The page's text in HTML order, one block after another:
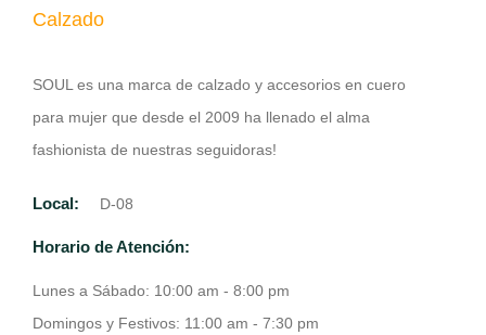
Calzado
SOUL es una marca de calzado y accesorios en cuero
para mujer que desde el 2009 ha llenado el alma
fashionista de nuestras seguidoras!
Local: D-08
Horario de Atención:
Lunes a Sábado: 10:00 am - 8:00 pm
Domingos y Festivos: 11:00 am - 7:30 pm